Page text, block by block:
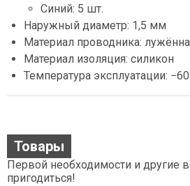
Синий: 5 шт.
Наружный диаметр: 1,5 мм
Материал проводника:
Материал изоляция: силикон
Температура эксплуатации:
Товары
Первой необходимости и другие
пригодиться!